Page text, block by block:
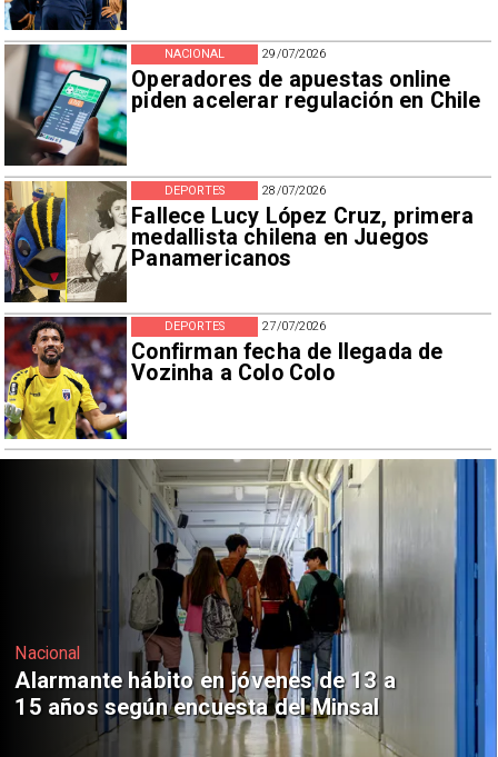
29/07/2026
Operadores de apuestas online
piden acelerar regulación en Chile
NACIONAL
28/07/2026
Fallece Lucy López Cruz, primera
medallista chilena en Juegos
Panamericanos
DEPORTES
27/07/2026
Confirman fecha de llegada de
Vozinha a Colo Colo
DEPORTES
Regiones
Aprueban creación del Parque
Sebastián Piñera con inversión de $4
mil millones